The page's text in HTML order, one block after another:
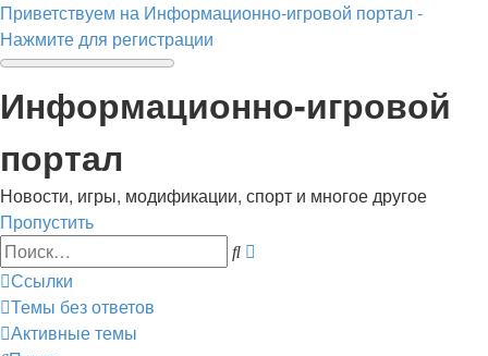
Приветствуем на Информационно-игровой портал -
Нажмите для регистрации
Информационно-игровой
портал
Новости, игры, модификации, спорт и многое другое
Пропустить
Поиск
Ссылки
Темы без ответов
Активные темы